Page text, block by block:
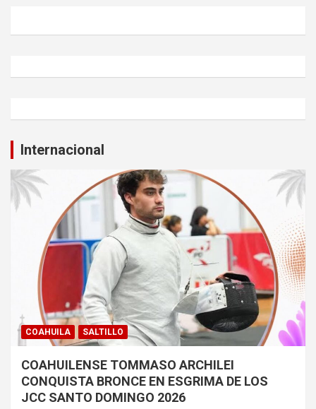
Internacional
COAHUILA SALTILLO
COAHUILENSE TOMMASO ARCHILEI
CONQUISTA BRONCE EN ESGRIMA DE LOS
JCC SANTO DOMINGO 2026